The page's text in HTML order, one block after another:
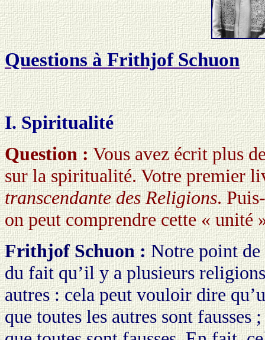
Questions à Frithjof Schuon
I. Spiritualité
Question :Vous avez écrit plus
sur la spiritualité. Votre premier
transcendante des Religions.
on peut comprendre cette « unité
Frithjof Schuon :Notre point de
du fait qu’il y a plusieurs
autres : cela peut vouloir dire
que toutes les autres sont